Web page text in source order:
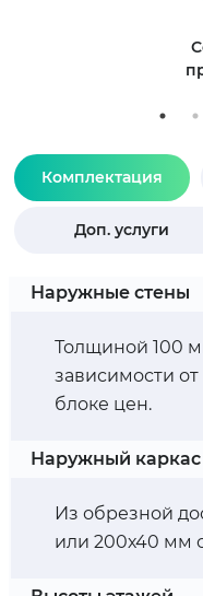
Комплектация
Доп. услуги
Наружные стены
Толщиной 100
зависимости
блоке цен.
Наружный каркас
Из обрезной
или 200х40 мм